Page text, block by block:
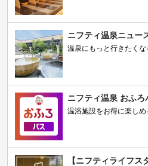
ニフティ温泉ニュー
温泉にもっと行きたく
ニフティ温泉 おふろ
温浴施設をお得に楽し
【ニフティライフ